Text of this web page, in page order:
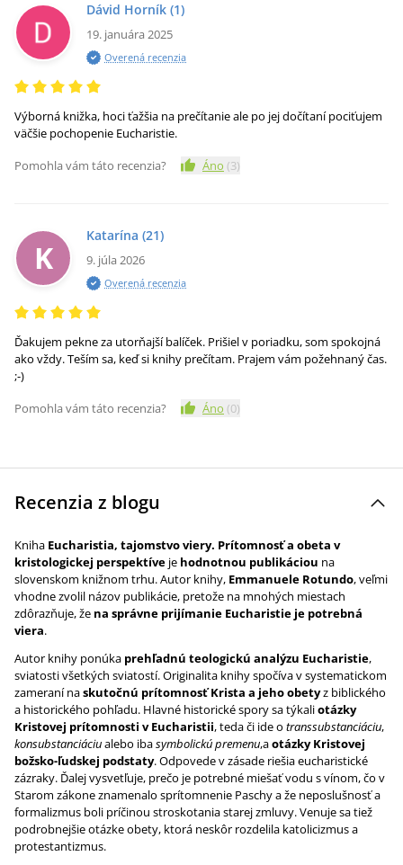
Dávid Horník (1)
19. januára 2025
Overená recenzia
Výborná knižka, hoci ťažšia na prečítanie ale po jej dočítaní pociťujem
väčšie pochopenie Eucharistie.
Pomohla vám táto recenzia?
Áno (3)
K
Katarína (21)
9. júla 2026
Overená recenzia
Ďakujem pekne za utorňajší balíček. Prišiel v poriadku, som spokojná
ako vždy. Teším sa, keď si knihy prečítam. Prajem vám požehnaný čas.
;-)
Pomohla vám táto recenzia?
Áno (0)
Recenzia z blogu
Kniha Eucharistia, tajomstvo viery. Prítomnosť a obeta v
kristologickej perspektíve je hodnotnou publikáciou na
slovenskom knižnom trhu. Autor knihy, Emmanuele Rotundo, veľmi
vhodne zvolil názov publikácie, pretože na mnohých miestach
zdôrazňuje, že na správne prijímanie Eucharistie je potrebná
viera.
Autor knihy ponúka prehľadnú teologickú analýzu Eucharistie,
sviatosti všetkých sviatostí. Originalita knihy spočíva v systematickom
zameraní naskutočnú prítomnosť Krista a jeho obetyz biblického
a historického pohľadu. Hlavné historické spory sa týkaliotázky
Kristovej prítomnosti v Eucharistii, teda či ide o transsubstanciáciu,
konsubstanciáciualebo ibasymbolickú premenu,aotázky Kristovej
božsko-ľudskej podstaty. Odpovede v zásade riešia eucharistické
zázraky. Ďalej vysvetľuje, prečo je potrebné miešať vodu s vínom, čo v
Starom zákone znamenalo sprítomnenie Paschy a že neposlušnosť a
formalizmus boli príčinou stroskotania starej zmluvy. Venuje sa tiež
podrobnejšie otázke obety, ktorá neskôr rozdelila katolicizmus a
protestantizmus.